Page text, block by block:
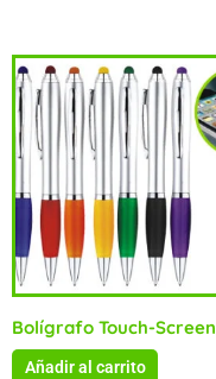
Bolígrafo Touch-Screen
Añadir al carrito